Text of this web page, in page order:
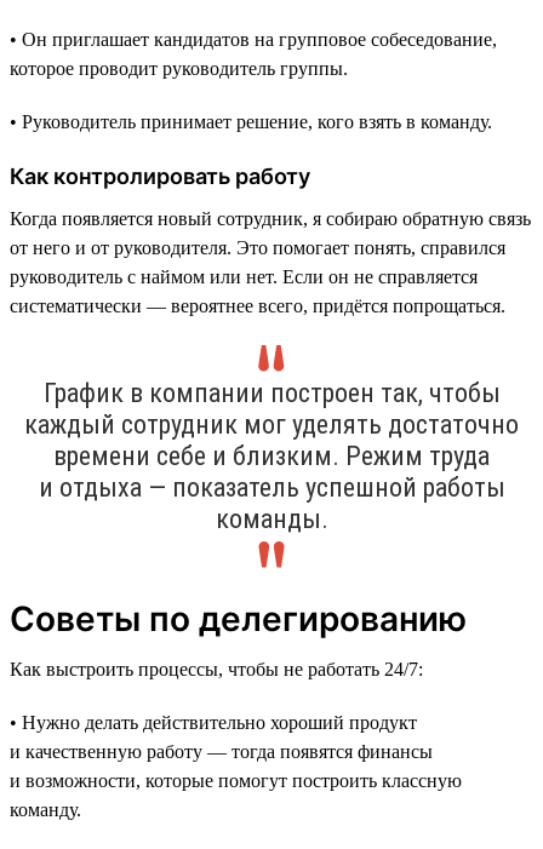
• Он приглашает кандидатов на групповое собеседование,
которое проводит руководитель группы.
• Руководитель принимает решение, кого взять в команду.
Как контролировать работу
Когда появляется новый сотрудник, я собираю обратную связь
от него и от руководителя. Это помогает понять, справился
руководитель с наймом или нет. Если он не справляется
систематически — вероятнее всего, придётся попрощаться.
График в компании построен так, чтобы
каждый сотрудник мог уделять достаточно
времени себе и близким. Режим труда
и отдыха — показатель успешной работы
команды.
Советы по делегированию
Как выстроить процессы, чтобы не работать 24/7:
• Нужно делать действительно хороший продукт
и качественную работу — тогда появятся финансы
и возможности, которые помогут построить классную
команду.